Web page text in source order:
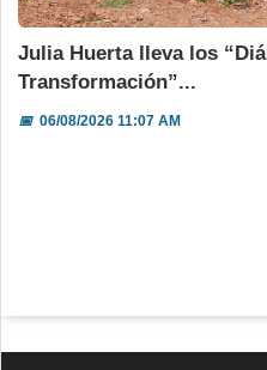
Julia Huerta lleva los
Transformación”...
📅06/08/2026 11:07 AM